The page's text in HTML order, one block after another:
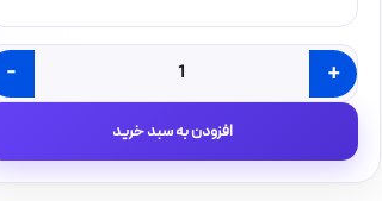
-
پریز
آوا
پلکسی
+
افزودن به سبد خرید